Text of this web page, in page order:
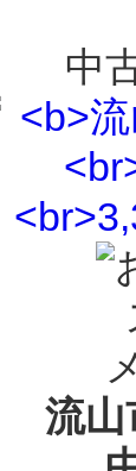
中
流山